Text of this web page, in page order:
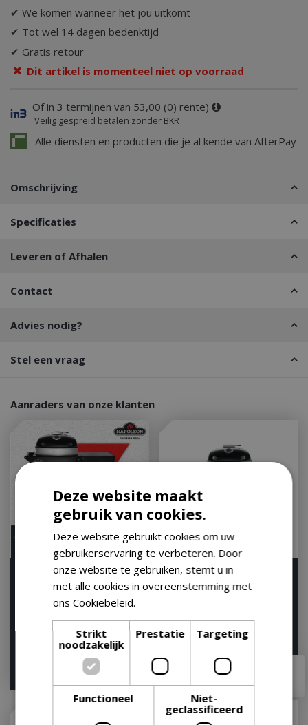
✔ We komen wanneer het jou uitkomt
✔ Tot wel 14 dagen bedenktijd
✔ Gratis retour
Dit artikel is momenteel niet op voorraad
Of in 3 termijnen van 53,00 (0) rente)
Veilig gespreid betalen zonder BKR
Alle diensten en producten die je al kende van AfterPay
Omschrijving
Specificaties
Leveren of Afhalen
Contact
Advies nodig?
Stel een vraag
Aanraders van onze klanten
Napoleon Charcoal Pro
PRO22K-CART-3 (Ø 57
Op voorraad
Napoleon Charcoal Pro
PRO22K-LEG-3 (Ø 57 cm)
Deze website maakt
gebruik van cookies.
Deze website gebruikt cookies om uw
gebruikerservaring te verbeteren. Door
onze website te gebruiken, stemt u in
met alle cookies in overeenstemming met
ons Cookiebeleid.
Strikt
noodzakelijk
Prestatie Targeting
Functioneel
Niet-
geclassificeerd